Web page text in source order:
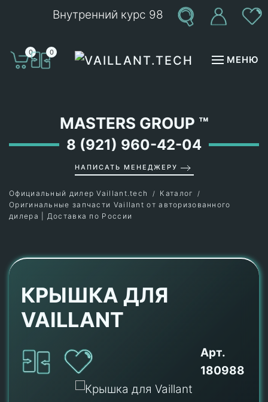
Внутренний курс 98
0 0
МЕНЮ
MASTERS GROUP ™
8 (921) 960-42-04
НАПИСАТЬ МЕНЕДЖЕРУ
Официальный дилер Vaillant.tech
Каталог
Оригинальные запчасти Vaillant от авторизованного
дилера | Доставка по России
КРЫШКА ДЛЯ
VAILLANT
Арт.
180988